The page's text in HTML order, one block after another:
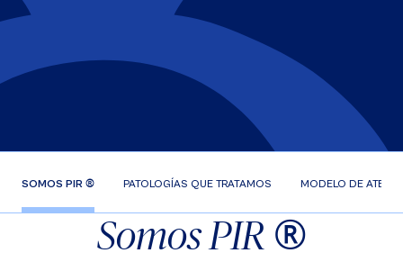
SOMOS PIR ® PATOLOGÍAS QUE TRATAMOS MODELO DE
Somos PIR ®